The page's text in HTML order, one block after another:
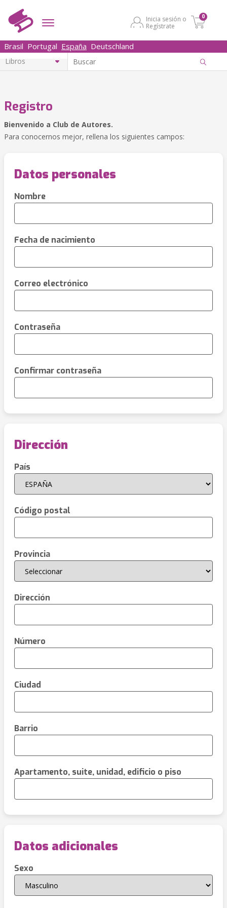
Inicia sesión o
Regístrate
0
Brasil Portugal España Deutschland
Registro
Bienvenido a Club de Autores.
Para conocernos mejor, rellena los siguientes campos:
Datos personales
Nombre
Fecha de nacimiento
Correo electrónico
Contraseña
Confirmar contraseña
Dirección
País
Código postal
Provincia
Dirección
Número
Ciudad
Barrio
Apartamento, suite, unidad, edificio o piso
Datos adicionales
Sexo